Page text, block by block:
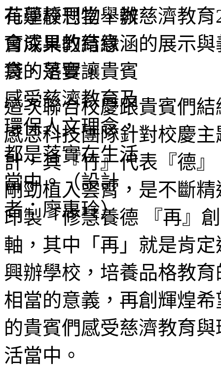
花蓮靜思堂舉辦慈濟教
會深具教育意涵的展示
育的落實。
這次聯合校慶跟貴賓們
感恩科技團隊針對校慶
計，其『竹』代表『德
剛勁植入雲霄，是不斷
印製「修慧養德 『再』
軸，其中「再」就是肯
興辦學校，培養品格教
相當的意義，再創輝煌
的貴賓們感受慈濟教育
活當中。